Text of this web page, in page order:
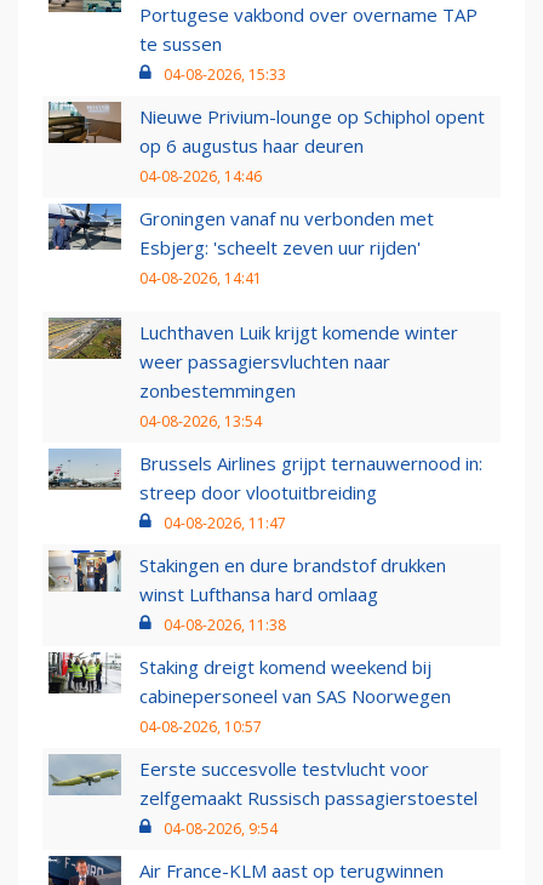
Portugese vakbond over overname TAP
te sussen
04-08-2026, 15:33
Nieuwe Privium-lounge op Schiphol opent
op 6 augustus haar deuren
04-08-2026, 14:46
Groningen vanaf nu verbonden met
Esbjerg: 'scheelt zeven uur rijden'
04-08-2026, 14:41
Luchthaven Luik krijgt komende winter
weer passagiersvluchten naar
zonbestemmingen
04-08-2026, 13:54
Brussels Airlines grijpt ternauwernood in:
streep door vlootuitbreiding
04-08-2026, 11:47
Stakingen en dure brandstof drukken
winst Lufthansa hard omlaag
04-08-2026, 11:38
Staking dreigt komend weekend bij
cabinepersoneel van SAS Noorwegen
04-08-2026, 10:57
Eerste succesvolle testvlucht voor
zelfgemaakt Russisch passagierstoestel
04-08-2026, 9:54
Air France-KLM aast op terugwinnen